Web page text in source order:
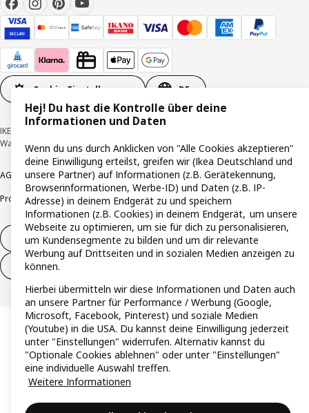
Cookie-Einstellungen DE
IKEA Deutschland GmbH & Co. KG - Am Wandersmann 2-4, 65719 Hofheim-
Wallau © Inter IKEA Systems B.V. 1999-2026
AGB BarrierefreiheitCookie-RichtlinieDatenschutzerklärungImpressum
Produktrückrufe Responsible DisclosureVertrauensstelle
Vertrag widerrufen
Vertrag widerrufen (Services & Leistungen)
Hej! Du hast die Kontrolle über deine
Informationen und Daten
Wenn du uns durch Anklicken von "Alle Cookies akzeptieren"
deine Einwilligung erteilst, greifen wir (Ikea Deutschland und
unsere Partner) auf Informationen (z.B. Gerätekennung,
Browserinformationen, Werbe-ID) und Daten (z.B. IP-
Adresse) in deinem Endgerät zu und speichern
Informationen (z.B. Cookies) in deinem Endgerät, um unsere
Webseite zu optimieren, um sie für dich zu personalisieren,
um Kundensegmente zu bilden und um dir relevante
Werbung auf Drittseiten und in sozialen Medien anzeigen zu
können.
Hierbei übermitteln wir diese Informationen und Daten auch
an unsere Partner für Performance / Werbung (Google,
Microsoft, Facebook, Pinterest) und soziale Medien
(Youtube) in die USA. Du kannst deine Einwilligung jederzeit
unter "Einstellungen" widerrufen. Alternativ kannst du
"Optionale Cookies ablehnen" oder unter "Einstellungen"
eine individuelle Auswahl treffen.
Weitere Informationen